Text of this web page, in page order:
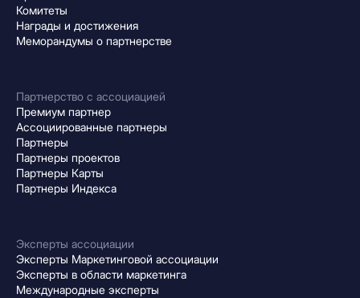
Комитеты
Награды и достижения
Меморандумы о партнерстве
Партнерство с ассоциацией
Премиум партнер
Ассоциированные партнеры
Партнеры
Партнеры проектов
Партнеры Карты
Партнеры Индекса
Эксперты ассоциации
Эксперты Маркетинговой ассоциации
Эксперты в области маркетинга
Международные эксперты